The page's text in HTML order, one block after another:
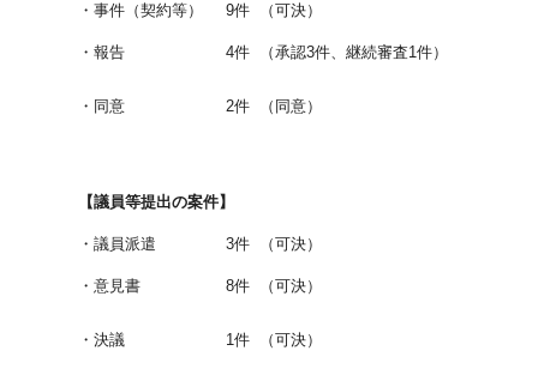
・事件（契約等） 9件 （可決）
・報告 4件 （承認3件、継続審査1件）
・同意 2件 （同意）
【議員等提出の案件】
・議員派遣 3件 （可決）
・意見書 8件 （可決）
・決議 1件 （可決）